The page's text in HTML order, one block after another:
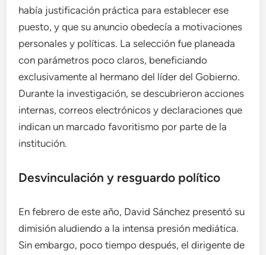
había justificación práctica para establecer ese
puesto, y que su anuncio obedecía a motivaciones
personales y políticas. La selección fue planeada
con parámetros poco claros, beneficiando
exclusivamente al hermano del líder del Gobierno.
Durante la investigación, se descubrieron acciones
internas, correos electrónicos y declaraciones que
indican un marcado favoritismo por parte de la
institución.
Desvinculación y resguardo político
En febrero de este año, David Sánchez presentó su
dimisión aludiendo a la intensa presión mediática.
Sin embargo, poco tiempo después, el dirigente de